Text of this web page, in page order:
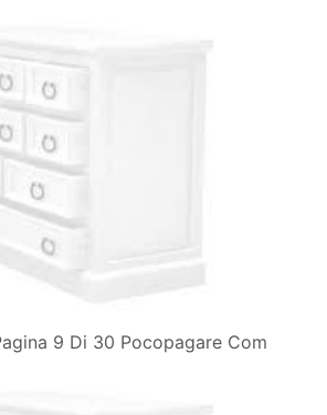
9 Di 30 Pocopagare Com